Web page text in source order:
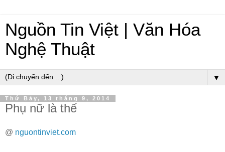
Nguồn Tin Việt | Văn Hóa
Nghệ Thuật
▼
Thứ Bảy, 13 tháng 9, 2014
Phụ nữ là thế
@ nguontinviet.com